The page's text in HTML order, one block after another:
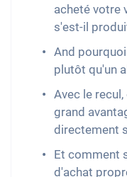
acheté votre
s'est-il
And
plutôt qu'un
Avec le
grand
directement
Et comment
d'achat